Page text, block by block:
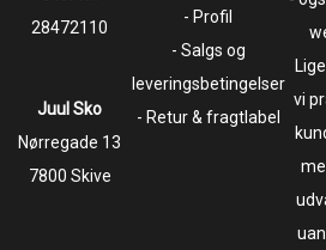
28472110
Juul Sko
​​​​​​​Nørregade 13
7800 Skive
- Profil
- Salgs og
leveringsbetingelser
- Retur & fragtlabel
vi